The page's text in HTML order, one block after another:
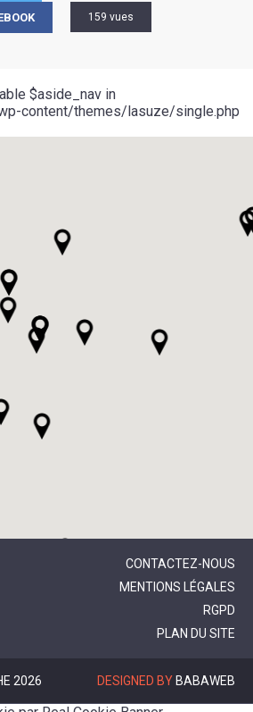
159 vues
$aside_nav in
content/themes/lasuze/single.php
CONTACTEZ-NOUS
MENTIONS LÉGALES
RGPD
PLAN DU SITE
2026 DESIGNED BY BABAWEB